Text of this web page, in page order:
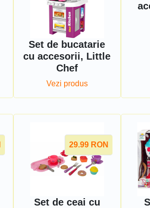
Set de bucatarie
cu accesorii, Little
Chef
Vezi produs
29.99 RON
Set de ceai cu